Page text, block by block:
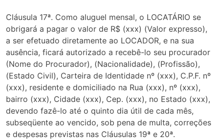
Cláusula 17ª. Como aluguel mensal, o LOCATÁRIO se
obrigará a pagar o valor de R$ (xxx) (Valor expresso),
a ser efetuado diretamente ao LOCADOR, e na sua
ausência, ficará autorizado a recebê-lo seu procurador
(Nome do Procurador), (Nacionalidade), (Profissão),
(Estado Civil), Carteira de Identidade nº (xxx), C.P.F. nº
(xxx), residente e domiciliado na Rua (xxx), nº (xxx),
bairro (xxx), Cidade (xxx), Cep. (xxx), no Estado (xxx),
devendo fazê-lo até o quinto dia útil de cada mês,
subseqüente ao vencido, sob pena de multa, correções
e despesas previstas nas Cláusulas 19ª e 20ª.